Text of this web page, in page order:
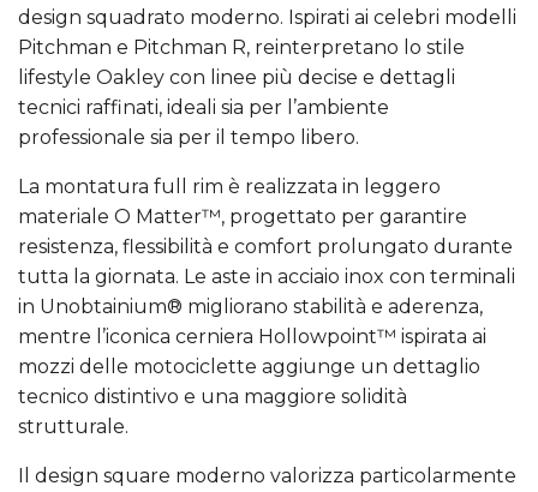
design squadrato moderno. Ispirati ai celebri modelli
Pitchman e Pitchman R, reinterpretano lo stile
lifestyle Oakley con linee più decise e dettagli
tecnici raffinati, ideali sia per l’ambiente
professionale sia per il tempo libero.
La montatura full rim è realizzata in leggero
materiale O Matter™, progettato per garantire
resistenza, flessibilità e comfort prolungato durante
tutta la giornata. Le aste in acciaio inox con terminali
in Unobtainium® migliorano stabilità e aderenza,
mentre l’iconica cerniera Hollowpoint™ ispirata ai
mozzi delle motociclette aggiunge un dettaglio
tecnico distintivo e una maggiore solidità
strutturale.
Il design square moderno valorizza particolarmente